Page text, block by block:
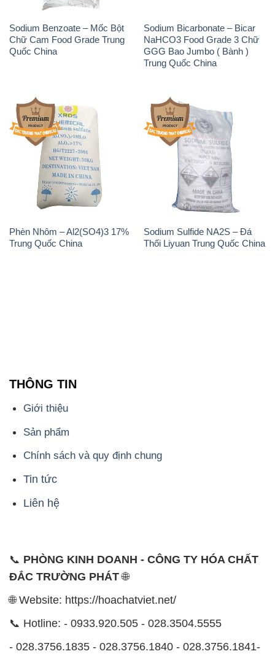
Sodium Benzoate – Mốc Bột
Chữ Cam Food Grade Trung
Quốc China
Sodium Bicarbonate – Bicar
NaHCO3 Food Grade 3 Chữ
GGG Bao Jumbo ( Bành )
Trung Quốc China
Phèn Nhôm – Al2(SO4)3 17%
Trung Quốc China
Sodium Sulfide NA2S – Đá
Thối Liyuan Trung Quốc China
THÔNG TIN
Giới thiệu
Sản phẩm
Chính sách và quy định chung
Tin tức
Liên hệ
📞 PHÒNG KINH DOANH - CÔNG TY HÓA CHẤT
ĐẮC TRƯỜNG PHÁT🌐
🌐 Website: https://hoachatviet.net/
📞 Hotline: - 0933.920.505 - 028.3504.5555
- 028.3756.1835 - 028.3756.1840 - 028.3756.1841-